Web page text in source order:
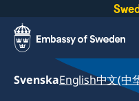
SvenskaEnglish中文(中